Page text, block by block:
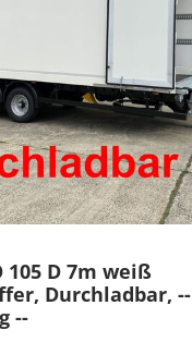
105 D 7m weiß
Durchladbar, --
--